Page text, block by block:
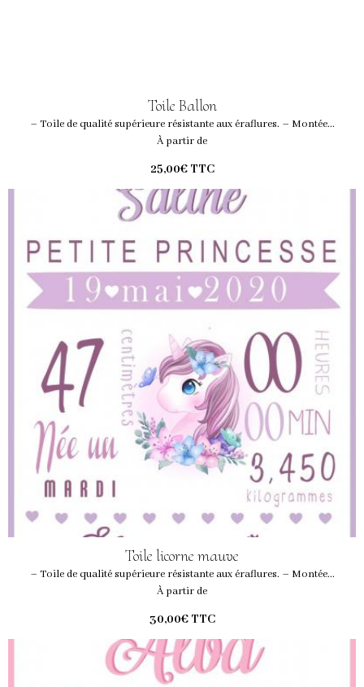
Toile Ballon
– Toile de qualité supérieure résistante aux éraflures. – Montée...
À partir de
25,00€ TTC
Toile licorne mauve
– Toile de qualité supérieure résistante aux éraflures. – Montée...
À partir de
30,00€ TTC